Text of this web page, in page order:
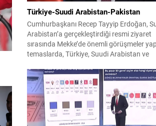
Türkiye-Suudi Arabistan-Pakistan
Cumhurbaşkanı Recep Tayyip Erdoğan,
Arabistan’a gerçekleştirdiği resmi ziyaret
sırasında Mekke’de önemli görüşmeler
temaslarda, Türkiye, Suudi Arabistan ve
birliği çerçevesi oluşturuldu. Ziyaretin en
çıktısı, üç ülkenin imza attığı Mekke Ortak
Savunma Anlaşması oldu. Anlaşma; ortak
güvenlik yaklaşımıyla bölgesel barış,